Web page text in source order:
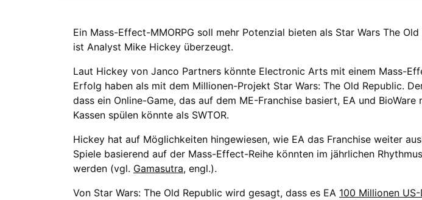
Ein Mass-Effect-MMORPG soll mehr Potenzial bieten als Star Wars The
ist Analyst Mike Hickey überzeugt.
Laut Hickey von Janco Partners könnte Electronic Arts mit einem Mass-
Erfolg haben als mit dem Millionen-Projekt Star Wars: The Old Republic.
dass ein Online-Game, das auf dem ME-Franchise basiert, EA und BioWare
Kassen spülen könnte als SWTOR.
Hickey hat auf Möglichkeiten hingewiesen, wie EA das Franchise weiter
Spiele basierend auf der Mass-Effect-Reihe könnten im jährlichen
werden (vgl. Gamasutra, engl.).
Von Star Wars: The Old Republic wird gesagt, dass es EA 100 Millionen